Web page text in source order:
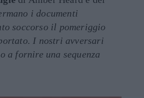
i documenti
soccorso il pomeriggio
I nostri avversari
a fornire una sequenza